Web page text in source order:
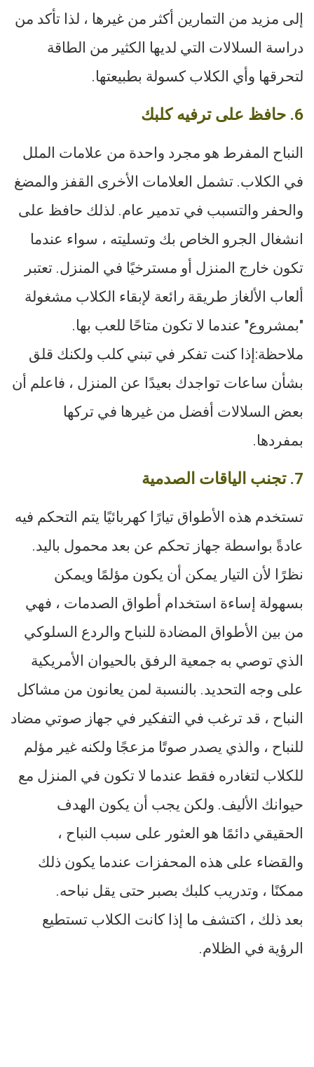
إلى مزيد من التمارين أكثر من غيرها ، لذا تأكد من
دراسة السلالات التي لديها الكثير من الطاقة
لتحرقها وأي الكلاب كسولة بطبيعتها.
6. حافظ على ترفيه كلبك
النباح المفرط هو مجرد واحدة من علامات الملل
في الكلاب. تشمل العلامات الأخرى القفز والمضغ
والحفر والتسبب في تدمير عام. لذلك حافظ على
انشغال الجرو الخاص بك وتسليته ، سواء عندما
تكون خارج المنزل أو مسترخيًا في المنزل. تعتبر
ألعاب الألغاز طريقة رائعة لإبقاء الكلاب مشغولة
"بمشروع" عندما لا تكون متاحًا للعب بها.
ملاحظة:إذا كنت تفكر في تبني كلب ولكنك قلق
بشأن ساعات تواجدك بعيدًا عن المنزل ، فاعلم أن
بعض السلالات أفضل من غيرها في تركها
بمفردها.
7. تجنب الياقات الصدمية
تستخدم هذه الأطواق تيارًا كهربائيًا يتم التحكم فيه
عادةً بواسطة جهاز تحكم عن بعد محمول باليد.
نظرًا لأن التيار يمكن أن يكون مؤلمًا ويمكن
بسهولة إساءة استخدام أطواق الصدمات ، فهي
من بين الأطواق المضادة للنباح والردع السلوكي
الذي توصي به جمعية الرفق بالحيوان الأمريكية
على وجه التحديد. بالنسبة لمن يعانون من مشاكل
النباح ، قد ترغب في التفكير في جهاز صوتي مضاد
للنباح ، والذي يصدر صوتًا مزعجًا ولكنه غير مؤلم
للكلاب لتغادره فقط عندما لا تكون في المنزل مع
حيوانك الأليف. ولكن يجب أن يكون الهدف
الحقيقي دائمًا هو العثور على سبب النباح ،
والقضاء على هذه المحفزات عندما يكون ذلك
ممكنًا ، وتدريب كلبك بصبر حتى يقل نباحه.
بعد ذلك ، اكتشف ما إذا كانت الكلاب تستطيع
الرؤية في الظلام.